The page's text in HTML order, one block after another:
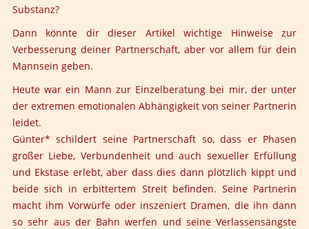
Substanz?
Dann könnte dir dieser Artikel wichtige Hinweise zur
Verbesserung deiner Partnerschaft, aber vor allem für dein
Mannsein geben.
Heute war ein Mann zur Einzelberatung bei mir, der unter
der extremen emotionalen Abhängigkeit von seiner Partnerin
leidet.
Günter* schildert seine Partnerschaft so, dass er Phasen
großer Liebe, Verbundenheit und auch sexueller Erfüllung
und Ekstase erlebt, aber dass dies dann plötzlich kippt und
beide sich in erbittertem Streit befinden. Seine Partnerin
macht ihm Vorwürfe oder inszeniert Dramen, die ihn dann
so sehr aus der Bahn werfen und seine Verlassensängste